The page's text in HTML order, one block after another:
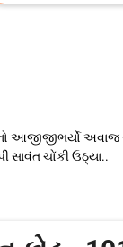
આજીજીભર્યો અવાજ
સાવંત ચોંકી ઉઠ્યા..